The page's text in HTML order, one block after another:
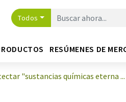
Todos
RESÚMENES DE
"sustancias químicas eterna ...